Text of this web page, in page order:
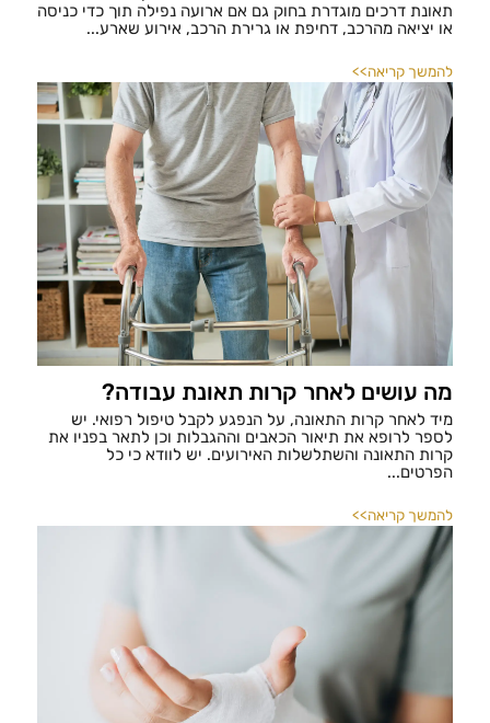
תאונת דרכים מוגדרת בחוק גם אם ארועה נפילה תוך כדי כניסה
או יציאה מהרכב, דחיפת או גרירת הרכב, אירוע שארע...
להמשך קריאה>>
מה עושים לאחר קרות תאונת עבודה?
מיד לאחר קרות התאונה, על הנפגע לקבל טיפול רפואי. יש
לספר לרופא את תיאור הכאבים וההגבלות וכן לתאר בפניו את
קרות התאונה והשתלשלות האירועים. יש לוודא כי כל
הפרטים...
להמשך קריאה>>